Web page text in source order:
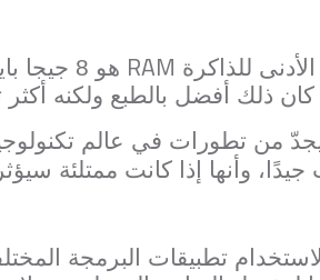
للذاكرة RAM
هو 8
كان ذلك أفضل بالطبع ولكنه أكثر
من تطورات في عالم
وأنها إذا كانت ممتلئة
تطبيقات البرمجة